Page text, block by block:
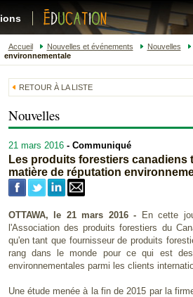
Accueil Nouvelles et événements
Nouvelles
environnementale
RETOUR À LA LISTE
Nouvelles
21 mars 2016 - Communiqué
Les produits forestiers canadiens
matière de réputation
OTTAWA, le 21 mars 2016 - En cette
l'Association des produits forestiers du
qu'en tant que fournisseur de produits
rang dans le monde pour ce qui est
environnementales parmi les clients
Une étude menée à la fin de 2015 par la